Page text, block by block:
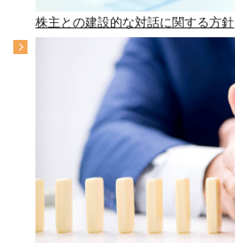
株主との建設的な対話に関する方針